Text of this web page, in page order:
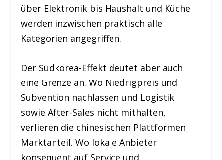
über Elektronik bis Haushalt und Küche
werden inzwischen praktisch alle
Kategorien angegriffen.
Der Südkorea-Effekt deutet aber auch
eine Grenze an. Wo Niedrigpreis und
Subvention nachlassen und Logistik
sowie After-Sales nicht mithalten,
verlieren die chinesischen Plattformen
Marktanteil. Wo lokale Anbieter
konsequent auf Service und